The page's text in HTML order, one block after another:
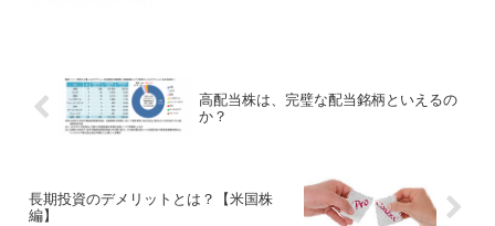
高配当株は、完璧な配当銘柄といえるの
か？
長期投資のデメリットとは？【米国株
編】